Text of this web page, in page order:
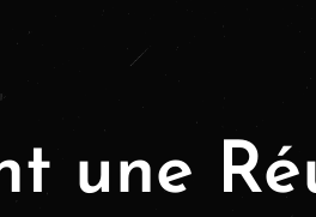
une